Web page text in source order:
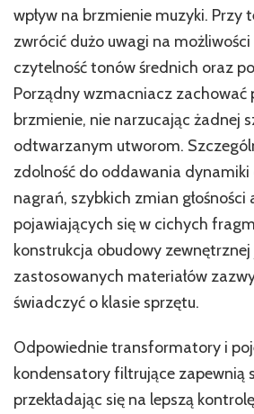
wpływ na brzmienie muzyki. Przy
zwrócić dużo uwagi na
czytelność tonów średnich oraz
Porządny wzmacniacz zachować
brzmienie, nie narzucając żadnej
odtwarzanym utworom.
zdolność do oddawania dynamiki
nagrań, szybkich zmian głośności
pojawiających się w cichych
konstrukcja obudowy zewnętrznej
zastosowanych materiałów
świadczyć o klasie sprzętu.
Odpowiednie transformatory i
kondensatory filtrujące zapewnią
przekładając się na lepszą